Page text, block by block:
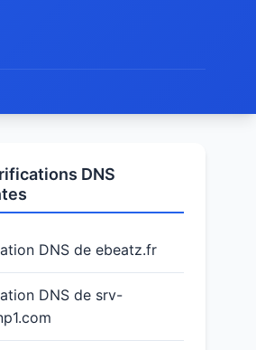
DNS
DNS de ebeatz.fr
DNS de srv-